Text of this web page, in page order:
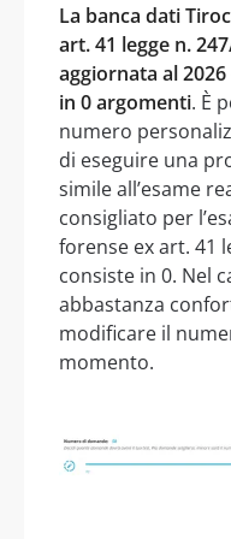
La banca dati
art. 41 legge n.
aggiornata al
in 0 argomenti. È
numero
di eseguire una
simile all’esame
consigliato per
forense ex art. 41
consiste in 0. Nel
abbastanza
modificare il
momento.